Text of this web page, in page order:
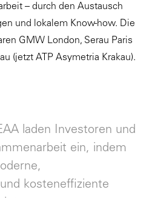
– durch den Austausch
und lokalem Know-how. Die
GMW London, Serau Paris
(jetzt ATP Asymetria Krakau).
laden Investoren und
ein, indem
kosteneffiziente